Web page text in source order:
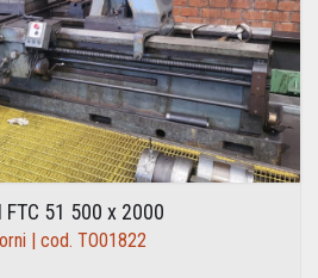
FTC 51 500 x 2000
| cod. TO01822